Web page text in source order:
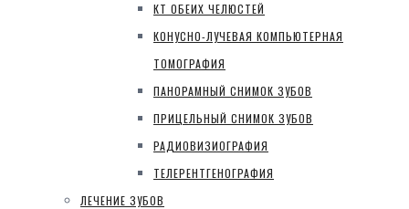
КТ ОБЕИХ ЧЕЛЮСТЕЙ
КОНУСНО-ЛУЧЕВАЯ КОМПЬЮТЕРНАЯ
ТОМОГРАФИЯ
ПАНОРАМНЫЙ СНИМОК ЗУБОВ
ПРИЦЕЛЬНЫЙ СНИМОК ЗУБОВ
РАДИОВИЗИОГРАФИЯ
ТЕЛЕРЕНТГЕНОГРАФИЯ
ЛЕЧЕНИЕ ЗУБОВ